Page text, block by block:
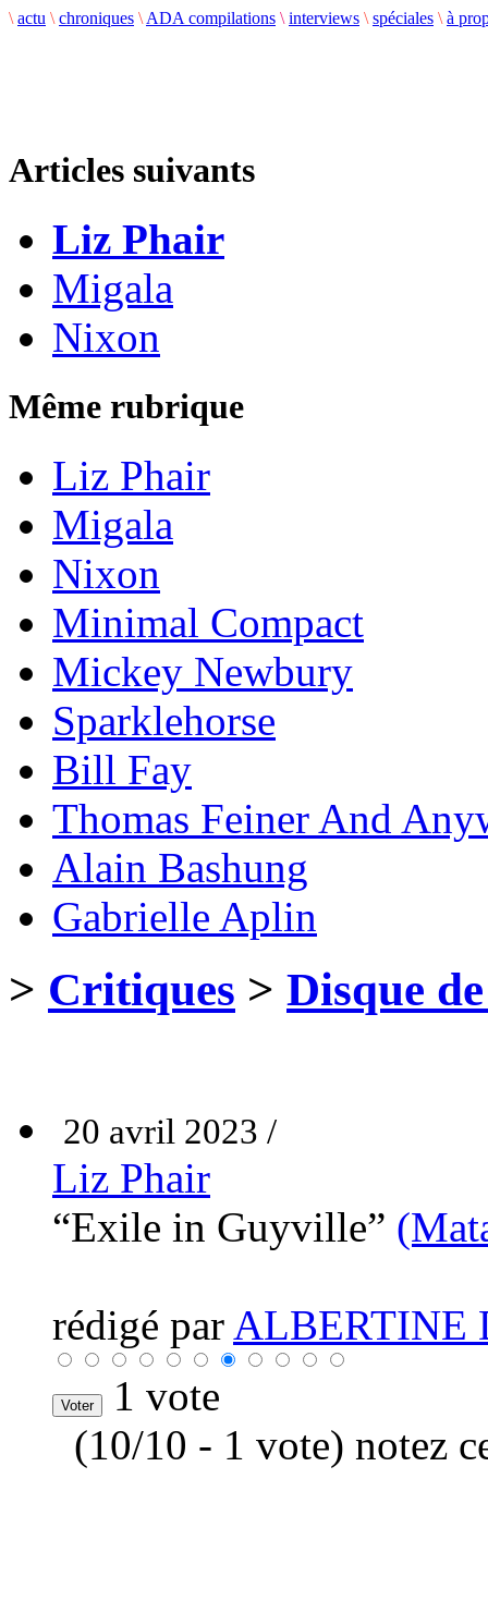
\ actu \ chroniques \ ADA compilations \ interviews \ spéciales \ à
Articles suivants
Liz Phair
Migala
Nixon
Même rubrique
Liz Phair
Migala
Nixon
Minimal Compact
Mickey Newbury
Sparklehorse
Bill Fay
Thomas Feiner And
Alain Bashung
Gabrielle Aplin
> Critiques > Disque
20 avril 2023 /
Liz Phair
“Exile in Guyville”
rédigé par ALBERTINE
1 vote
(10/10 - 1 vote) notez